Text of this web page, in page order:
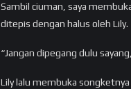
Sambil ciuman, saya
ditepis dengan halus oleh Lily.
“Jangan dipegang dulu
Lily lalu membuka